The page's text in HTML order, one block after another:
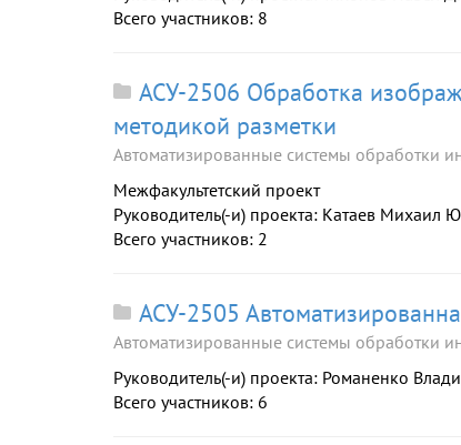
Всего участников: 8
АСУ-2506 Обработка
методикой разметки
Автоматизированные системы обработки
Межфакультетский проект
Руководитель(-и) проекта: Катаев Михаил
Всего участников: 2
АСУ-2505
Автоматизированные системы обработки
Руководитель(-и) проекта: Романенко
Всего участников: 6